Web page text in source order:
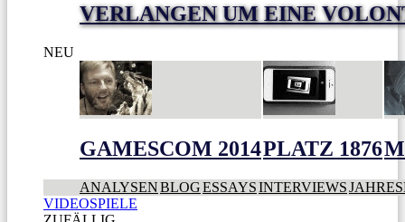
VERLANGEN UM EINE
NEU
GAMESCOM 2014PLATZ 1876
ANALYSENBLOGESSAYSINTERVIEWS
VIDEOSPIELE